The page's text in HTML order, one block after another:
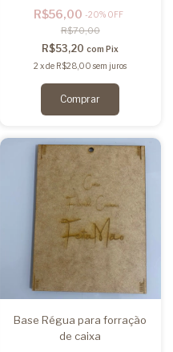
R$56,00 -20% OFF
R$70,00
R$53,20com Pix
2 xde R$28,00 sem juros
Base Régua para forração
de caixa